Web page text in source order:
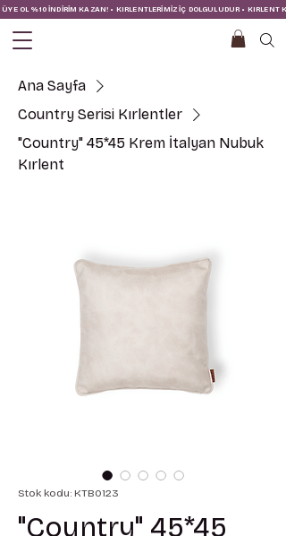
ÜYE OL %10 İNDİRİM KAZAN! • KIRLENTLERİMİZ İÇ DOLGULUDUR •
Ana Sayfa
Country Serisi Kırlentler
"Country" 45*45 Krem İtalyan Nubuk
Kırlent
Stok kodu: KTB0123
"Country" 45*45